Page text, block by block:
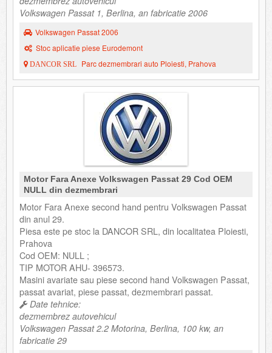
Volkswagen Passat 1, Berlina, an fabricatie 2006
Volkswagen Passat 2006
Stoc aplicatie piese Eurodemont
DANCOR SRL Parc dezmembrari auto Ploiesti, Prahova
Motor Fara Anexe Volkswagen Passat 29 Cod OEM
NULL din dezmembrari
Motor Fara Anexe second hand pentru Volkswagen Passat
din anul 29.
Piesa este pe stoc la DANCOR SRL, din localitatea Ploiesti,
Prahova
Cod OEM: NULL ;
TIP MOTOR AHU- 396573.
Masini avariate sau piese second hand Volkswagen Passat,
passat avariat, piese passat, dezmembrari passat.
Date tehnice:
dezmembrez autovehicul
Volkswagen Passat 2.2 Motorina, Berlina, 100 kw, an
fabricatie 29